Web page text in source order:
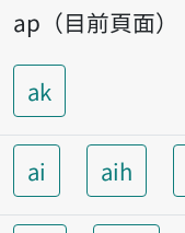
ap（目前頁面）
ak
ai aih